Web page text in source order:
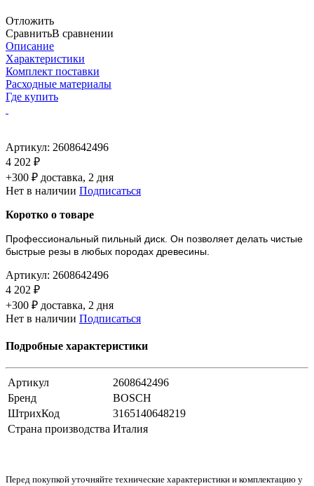
Отложить
СравнитьВ сравнении
Описание
Характеристики
Комплект поставки
Расходные материалы
Где купить
Артикул: 2608642496
4 202 ₽
+300 ₽ доставка, 2 дня
Нет в наличии Подписаться
Коротко о товаре
Профессиональный пильный диск. Он позволяет делать чистые
быстрые резы в любых породах древесины.
Артикул: 2608642496
4 202 ₽
+300 ₽ доставка, 2 дня
Нет в наличии Подписаться
Подробные характеристики
Артикул
2608642496
Бренд
BOSCH
ШтрихКод
3165140648219
Страна производства Италия
Перед покупкой уточняйте технические характеристики и комплектацию у